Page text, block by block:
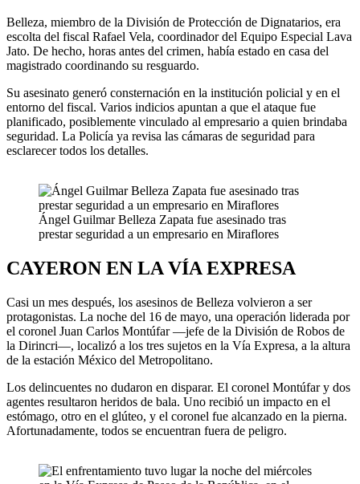
Belleza, miembro de la División de Protección de Dignatarios, era
escolta del fiscal Rafael Vela, coordinador del Equipo Especial Lava
Jato. De hecho, horas antes del crimen, había estado en casa del
magistrado coordinando su resguardo.
Su asesinato generó consternación en la institución policial y en el
entorno del fiscal. Varios indicios apuntan a que el ataque fue
planificado, posiblemente vinculado al empresario a quien brindaba
seguridad. La Policía ya revisa las cámaras de seguridad para
esclarecer todos los detalles.
Ángel Guilmar Belleza Zapata fue asesinado tras
prestar seguridad a un empresario en Miraflores
CAYERON EN LA VÍA EXPRESA
Casi un mes después, los asesinos de Belleza volvieron a ser
protagonistas. La noche del 16 de mayo, una operación liderada por
el coronel Juan Carlos Montúfar —jefe de la División de Robos de
la Dirincri—, localizó a los tres sujetos en la Vía Expresa, a la altura
de la estación México del Metropolitano.
Los delincuentes no dudaron en disparar. El coronel Montúfar y dos
agentes resultaron heridos de bala. Uno recibió un impacto en el
estómago, otro en el glúteo, y el coronel fue alcanzado en la pierna.
Afortunadamente, todos se encuentran fuera de peligro.